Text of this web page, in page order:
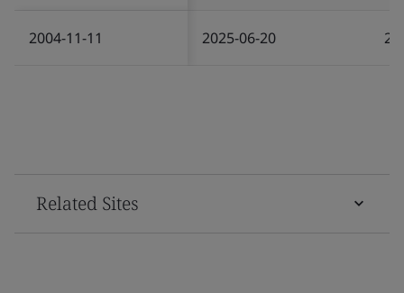
2004-11-11 2025-06-20
Related Sites